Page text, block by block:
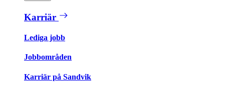
Karriär
Lediga jobb
Jobbområden
Karriär på Sandvik